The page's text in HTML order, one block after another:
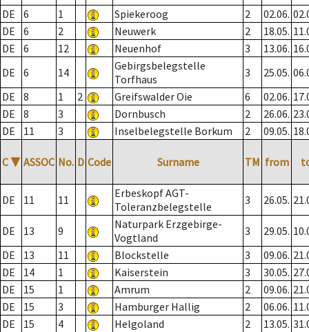
DE
6 1 Spiekeroog 2 02.06.
DE
6 2 Neuwerk 2 18.05.
DE
6 12 Neuenhof 3 13.06.
DE
6 14
Gebirgsbelegstelle
Torfhaus
3 25.05.
DE
8 1 2 Greifswalder Oie 6 02.06.
DE
8 3 Dornbusch 2 26.06.
DE
11 3 Inselbelegstelle Borkum 2 09.05.
C ▼ ASSOC No. D Code Surname TM from
DE 11 11
Erbeskopf AGT-
Toleranzbelegstelle
3 26.05.
DE 13 9
Naturpark Erzgebirge-
Vogtland
3 29.05.
DE
13 11 Blockstelle 3 09.06.
DE
14 1 Kaiserstein 3 30.05.
DE
15 1 Amrum 2 09.06.
DE
15 3 Hamburger Hallig 2 06.06.
DE
15 4 Helgoland 2 13.05.